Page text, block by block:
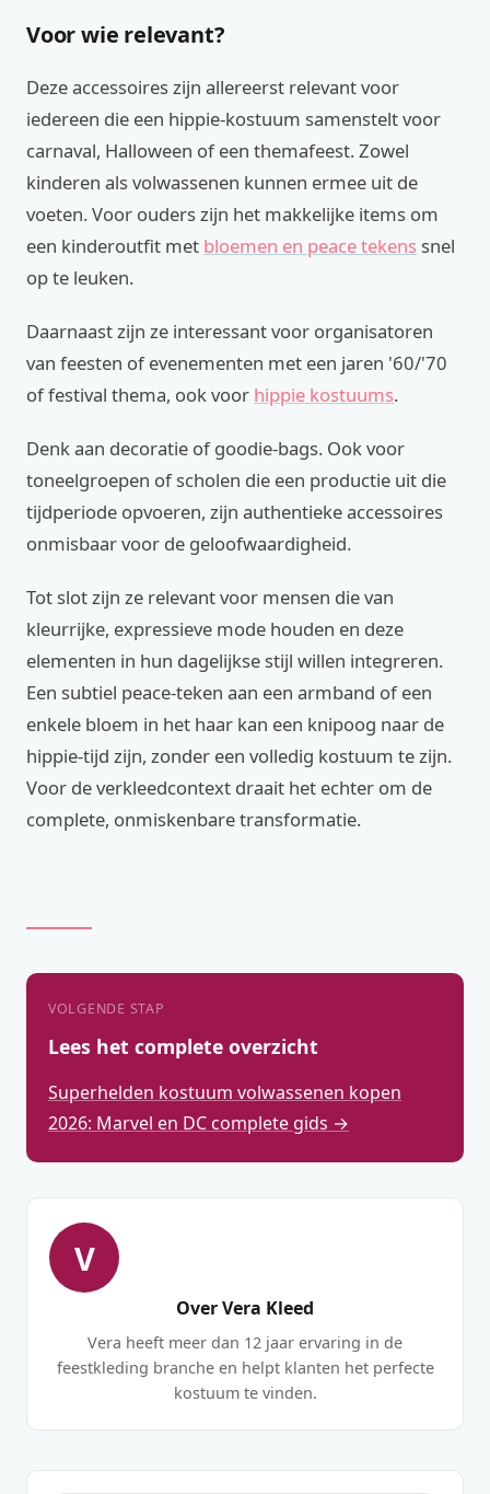
Voor wie relevant?
Deze accessoires zijn allereerst relevant voor
iedereen die een hippie-kostuum samenstelt voor
carnaval, Halloween of een themafeest. Zowel
kinderen als volwassenen kunnen ermee uit de
voeten. Voor ouders zijn het makkelijke items om
een kinderoutfit met bloemen en peace tekens snel
op te leuken.
Daarnaast zijn ze interessant voor organisatoren
van feesten of evenementen met een jaren '60/'70
of festival thema, ook voor hippie kostuums.
Denk aan decoratie of goodie-bags. Ook voor
toneelgroepen of scholen die een productie uit die
tijdperiode opvoeren, zijn authentieke accessoires
onmisbaar voor de geloofwaardigheid.
Tot slot zijn ze relevant voor mensen die van
kleurrijke, expressieve mode houden en deze
elementen in hun dagelijkse stijl willen integreren.
Een subtiel peace-teken aan een armband of een
enkele bloem in het haar kan een knipoog naar de
hippie-tijd zijn, zonder een volledig kostuum te zijn.
Voor de verkleedcontext draait het echter om de
complete, onmiskenbare transformatie.
VOLGENDE STAP
Lees het complete overzicht
Superhelden kostuum volwassenen kopen
2026: Marvel en DC complete gids →
V
Over Vera Kleed
Vera heeft meer dan 12 jaar ervaring in de
feestkleding branche en helpt klanten het perfecte
kostuum te vinden.